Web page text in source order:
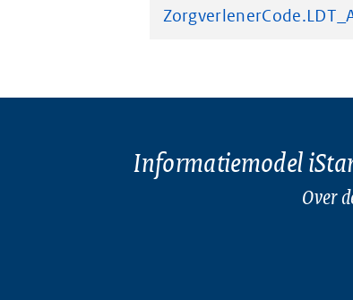
Informatiemodel
Over